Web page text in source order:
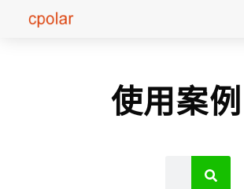
使用案例